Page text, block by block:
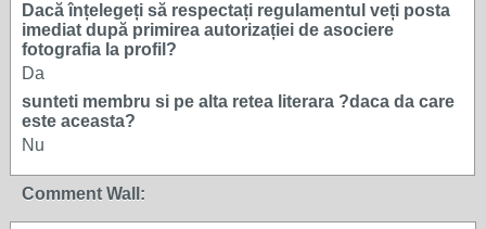
Dacă înțelegeți să respectați regulamentul veți posta
imediat după primirea autorizației de asociere
fotografia la profil?
Da
sunteti membru si pe alta retea literara ?daca da care
este aceasta?
Nu
Comment Wall: